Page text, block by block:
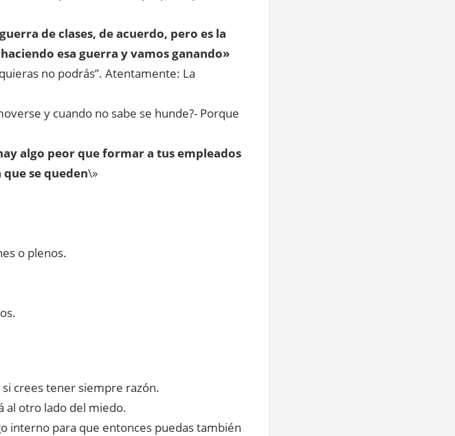
de clases, de acuerdo, pero es la
esa guerra y vamos ganando»
no podrás”. Atentamente: La
y cuando no sabe se hunde?- Porque
algo peor que formar a tus empleados
se queden\»
o plenos.
si crees tener siempre razón.
al otro lado del miedo.
interno para que entonces puedas también